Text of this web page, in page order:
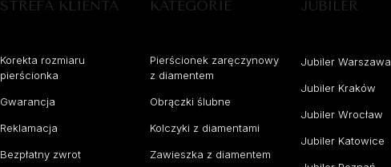
STREFA KLIENTA
Korekta rozmiaru
pierścionka
Gwarancja
Reklamacja
Bezpłatny zwrot
KATEGORIE
Pierścionek zaręczynowy
z diamentem
Obrączki ślubne
Kolczyki z diamentami
Zawieszka z diamentem
JUBILER
Jubiler Warszawa
Jubiler Kraków
Jubiler Wrocław
Jubiler Katowice